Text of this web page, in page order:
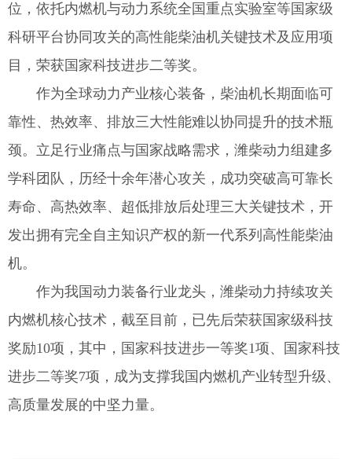
位，依托内燃机与动力系统全国重点实验室等国家级
科研平台协同攻关的高性能柴油机关键技术及应用项
目，荣获国家科技进步二等奖。
作为全球动力产业核心装备，柴油机长期面临可
靠性、热效率、排放三大性能难以协同提升的技术瓶
颈。立足行业痛点与国家战略需求，潍柴动力组建多
学科团队，历经十余年潜心攻关，成功突破高可靠长
寿命、高热效率、超低排放后处理三大关键技术，开
发出拥有完全自主知识产权的新一代系列高性能柴油
机。
作为我国动力装备行业龙头，潍柴动力持续攻关
内燃机核心技术，截至目前，已先后荣获国家级科技
奖励10项，其中，国家科技进步一等奖1项、国家科技
进步二等奖7项，成为支撑我国内燃机产业转型升级、
高质量发展的中坚力量。